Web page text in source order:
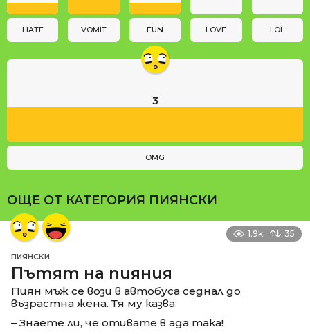
o
HATE VOMIT FUN LOVE LOL
3
OMG
ОЩЕ ОТ КАТЕГОРИЯ ПИЯНСКИ
1.9k 35
ПИЯНСКИ
Пътят на пияния
Пиян мъж се вози в автобуса седнал до
възрастна жена. Тя му казва:
– Знаете ли, че отивате в ада така!